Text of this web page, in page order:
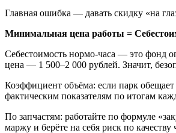
Главная ошибка — давать скидку «на
Минимальная цена работы =
Себестоимость нормо-часа — это фонд
цена — 1 500–2 000 рублей. Значит,
Коэффициент объёма: если парк
фактическим показателям по итогам
По запчастям: работайте по формуле
маржу и берёте на себя риск по качеству